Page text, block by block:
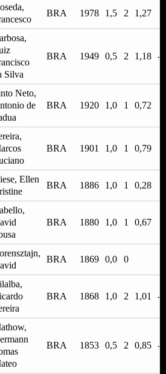
BRA 1978 1,5 2 1,27
Silva
BRA 1949 0,5 2 1,18 -
Neto,
de
BRA 1920 1,0 1 0,72
BRA 1901 1,0 1 0,79
Ellen
BRA 1886 1,0 1 0,28
BRA 1880 1,0 1 0,67
BRA 1869 0,0 0
BRA 1868 1,0 2 1,01 -
BRA 1853 0,5 2 0,85 -